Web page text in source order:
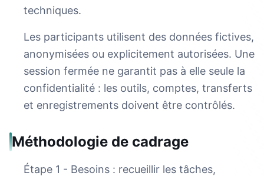
techniques.
Les participants utilisent des données fictives,
anonymisées ou explicitement autorisées. Une
session fermée ne garantit pas à elle seule la
confidentialité : les outils, comptes, transferts
et enregistrements doivent être contrôlés.
Méthodologie de cadrage
Étape 1 - Besoins : recueillir les tâches,